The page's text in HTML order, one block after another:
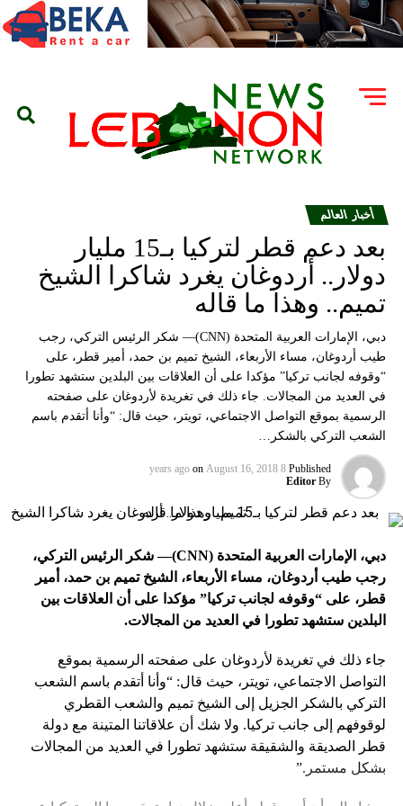
أخبار العالم
بعد دعم قطر لتركيا بـ15 مليار
دولار.. أردوغان يغرد شاكرا الشيخ
تميم.. وهذا ما قاله
دبي، الإمارات العربية المتحدة (CNN)— شكر الرئيس التركي، رجب
طيب أردوغان، مساء الأربعاء، الشيخ تميم بن حمد، أمير قطر، على
“وقوفه لجانب تركيا” مؤكدا على أن العلاقات بين البلدين ستشهد تطورا
في العديد من المجالات. جاء ذلك في تغريدة لأردوغان على صفحته
الرسمية بموقع التواصل الاجتماعي، تويتر، حيث قال: “وأنا أتقدم باسم
الشعب التركي بالشكر…
Published
8 years ago
on August 16, 2018
By
Editor
دبي، الإمارات العربية المتحدة (CNN)
— شكر الرئيس التركي،
رجب طيب أردوغان، مساء الأربعاء، الشيخ تميم بن حمد، أمير
قطر، على “وقوفه لجانب تركيا” مؤكدا على أن العلاقات بين
البلدين ستشهد تطورا في العديد من المجالات.
جاء ذلك في تغريدة لأردوغان على صفحته الرسمية بموقع
التواصل الاجتماعي، تويتر، حيث قال: “وأنا أتقدم باسم الشعب
التركي بالشكر الجزيل إلى الشيخ تميم والشعب القطري
لوقوفهم إلى جانب تركيا. ولا شك أن علاقاتنا المتينة مع دولة
قطر الصديقة والشقيقة ستشهد تطورا في العديد من المجالات
بشكل مستمر.”